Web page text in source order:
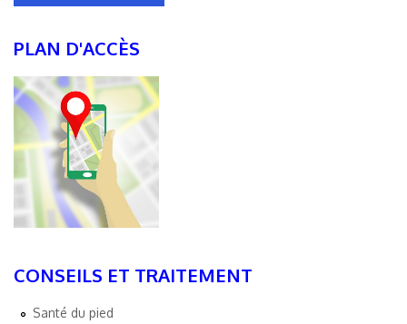
PLAN D'ACCÈS
CONSEILS ET TRAITEMENT
Santé du pied